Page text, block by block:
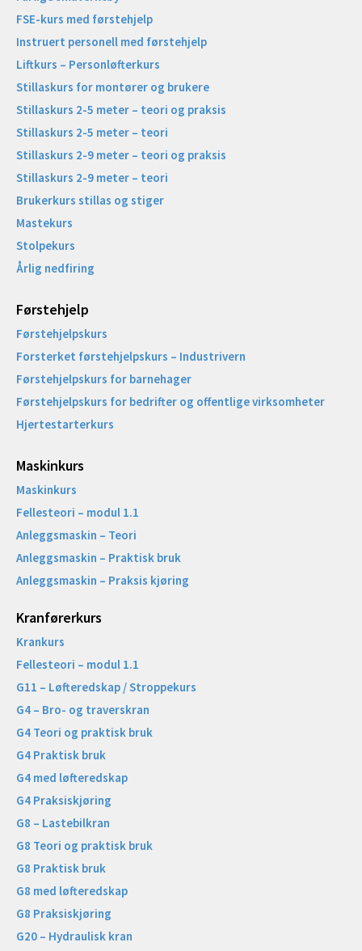
FSE-kurs med førstehjelp
Instruert personell med førstehjelp
Liftkurs – Personløfterkurs
Stillaskurs for montører og brukere
Stillaskurs 2-5 meter – teori og praksis
Stillaskurs 2-5 meter – teori
Stillaskurs 2-9 meter – teori og praksis
Stillaskurs 2-9 meter – teori
Brukerkurs stillas og stiger
Mastekurs
Stolpekurs
Årlig nedfiring
Førstehjelp
Førstehjelpskurs
Forsterket førstehjelpskurs – Industrivern
Førstehjelpskurs for barnehager
Førstehjelpskurs for bedrifter og offentlige virksomheter
Hjertestarterkurs
Maskinkurs
Maskinkurs
Fellesteori – modul 1.1
Anleggsmaskin – Teori
Anleggsmaskin – Praktisk bruk
Anleggsmaskin – Praksis kjøring
Kranførerkurs
Krankurs
Fellesteori – modul 1.1
G11 – Løfteredskap / Stroppekurs
G4 – Bro- og traverskran
G4 Teori og praktisk bruk
G4 Praktisk bruk
G4 med løfteredskap
G4 Praksiskjøring
G8 – Lastebilkran
G8 Teori og praktisk bruk
G8 Praktisk bruk
G8 med løfteredskap
G8 Praksiskjøring
G20 – Hydraulisk kran